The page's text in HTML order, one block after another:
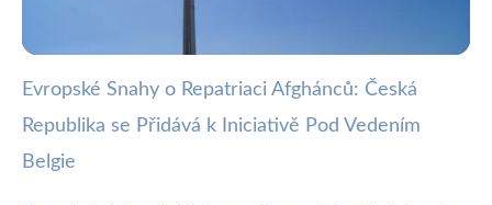
webya.cz
ČR a EU Iniciativa: Dobrovolná
Evropské Snahy o Repatriaci Afghánců: Česká
Republika se Přidává k Iniciativě Pod Vedením
Belgie